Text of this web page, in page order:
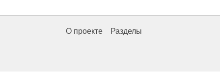
О проекте Разделы